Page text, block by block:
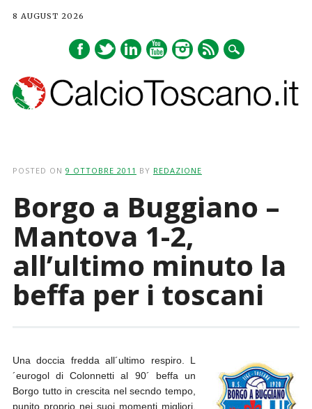
8 AUGUST 2026
POSTED ON 9 OTTOBRE 2011 BY REDAZIONE
Borgo a Buggiano –
Mantova 1-2,
all’ultimo minuto la
beffa per i toscani
Una doccia fredda all´ultimo respiro. L
´eurogol di Colonnetti al 90´ beffa un
Borgo tutto in crescita nel secndo tempo,
punito proprio nei suoi momenti migliori.